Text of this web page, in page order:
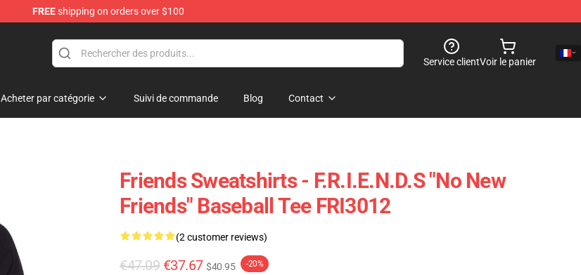
FREEshipping on orders over $100
Service clientVoir le panier
Acheter par catégorie Suivi de commande Blog Contact
Friends Sweatshirts - F.R.I.E.N.D.S "No New
Friends" Baseball Tee FRI3012
(2 customer reviews)
€47.09 €37.67 $40.95 -20%